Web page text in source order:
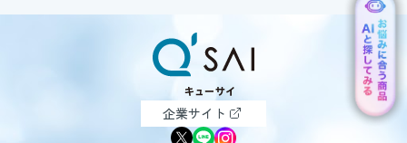
企業サイト